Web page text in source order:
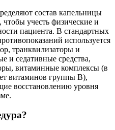
состав капельницы
чтобы учесть физические и
пациента. В стандартных
используется
транквилизаторы и
и седативные средства,
витаминные комплексы (в
витаминов группы В),
восстановлению уровня